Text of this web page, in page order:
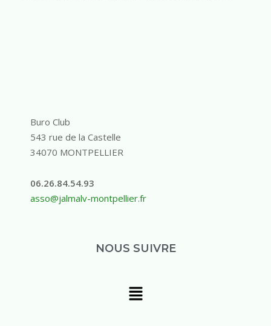
Buro Club
543 rue de la Castelle
34070 MONTPELLIER
06.26.84.54.93
asso@jalmalv-montpellier.fr
NOUS SUIVRE